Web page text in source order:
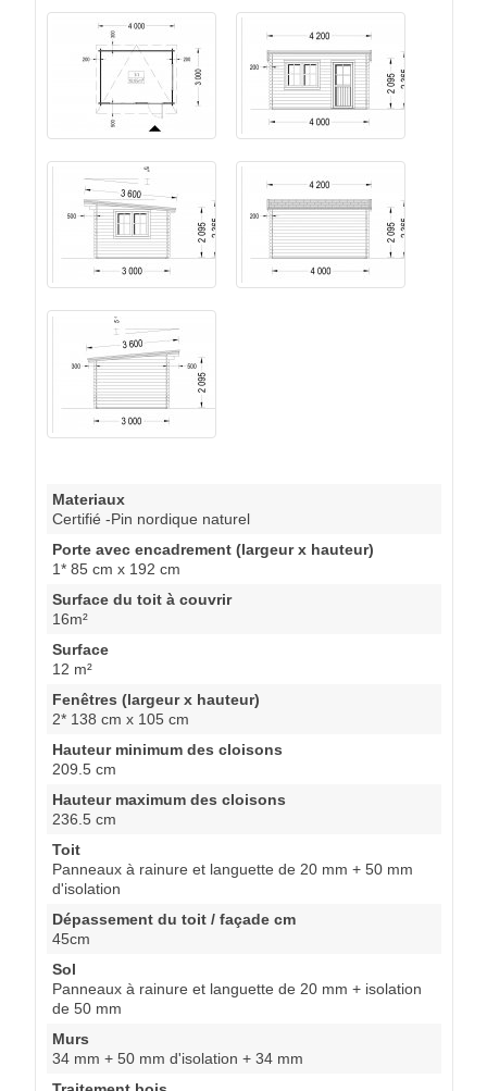
Materiaux
Certifié -Pin nordique naturel
Porte avec encadrement (largeur x hauteur)
1* 85 cm x 192 cm
Surface du toit à couvrir
16m²
Surface
12 m²
Fenêtres (largeur x hauteur)
2* 138 cm x 105 cm
Hauteur minimum des cloisons
209.5 cm
Hauteur maximum des cloisons
236.5 cm
Toit
Panneaux à rainure et languette de 20 mm + 50 mm
d'isolation
Dépassement du toit / façade cm
45cm
Sol
Panneaux à rainure et languette de 20 mm + isolation
de 50 mm
Murs
34 mm + 50 mm d'isolation + 34 mm